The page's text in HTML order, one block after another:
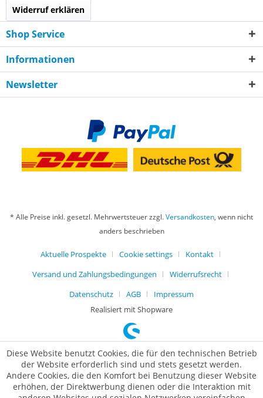
Widerruf erklären
Shop Service
Informationen
Newsletter
* Alle Preise inkl. gesetzl. Mehrwertsteuer zzgl.Versandkosten, wenn nicht
anders beschrieben
Aktuelle Prospekte Cookie settings
Kontakt
Versand und Zahlungsbedingungen
Widerrufsrecht
Datenschutz
AGB
Impressum
Realisiert mit Shopware
Diese Website benutzt Cookies, die für den technischen Betrieb
der Website erforderlich sind und stets gesetzt werden.
Andere Cookies, die den Komfort bei Benutzung dieser Website
erhöhen, der Direktwerbung dienen oder die Interaktion mit